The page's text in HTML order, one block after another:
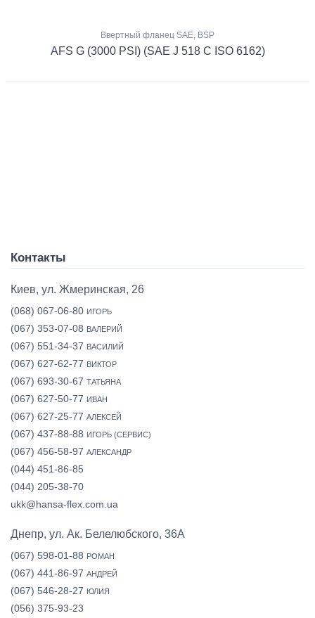
Ввертный фланец SAE, BSP
AFS G (3000 PSI) (SAE J 518 C ISO 6162)
Контакты
Киев, ул. Жмеринская, 26
(068) 067-06-80 ИГОРЬ
(067) 353-07-08 ВАЛЕРИЙ
(067) 551-34-37 ВАСИЛИЙ
(067) 627-62-77 ВИКТОР
(067) 693-30-67 ТАТЬЯНА
(067) 627-50-77 ИВАН
(067) 627-25-77 АЛЕКСЕЙ
(067) 437-88-88 ИГОРЬ (СЕРВИС)
(067) 456-58-97 АЛЕКСАНДР
(044) 451-86-85
(044) 205-38-70
ukk@hansa-flex.com.ua
Днепр, ул. Ак. Белелюбского, 36А
(067) 598-01-88 РОМАН
(067) 441-86-97 АНДРЕЙ
(067) 546-28-27 ЮЛИЯ
(056) 375-93-23